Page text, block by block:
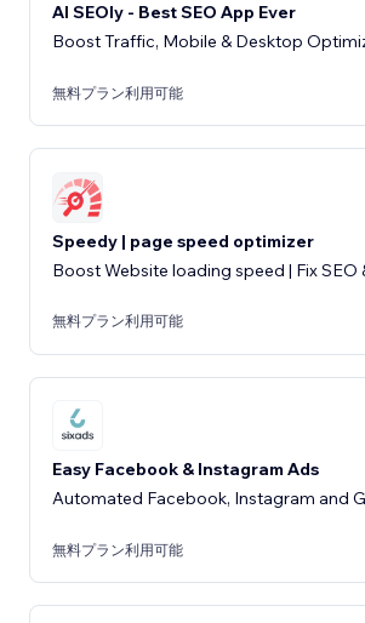
AI SEOly - Best SEO App Ever
Boost Traffic, Mobile & Desktop
無料プラン利用可能
Speedy | page speed optimizer
Boost Website loading speed | Fix SEO
無料プラン利用可能
Easy Facebook & Instagram Ads
Automated Facebook, Instagram and
無料プラン利用可能